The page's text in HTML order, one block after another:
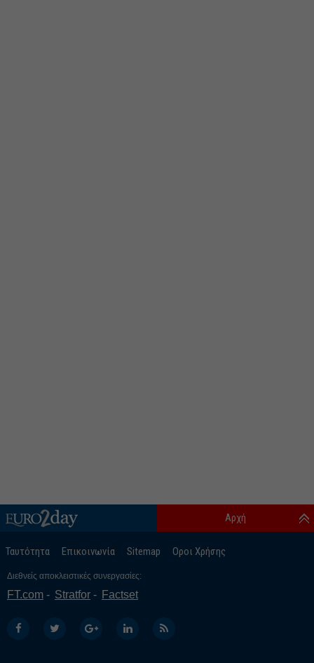
Ταυτότητα Επικοινωνία Sitemap Οροι Χρήσης
Αρχή
Διεθνείς αποκλειστικές συνεργασίες:
FT.com Stratfor Factset